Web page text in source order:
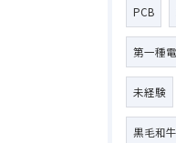
PCB
第一種
未経験
黒毛和牛